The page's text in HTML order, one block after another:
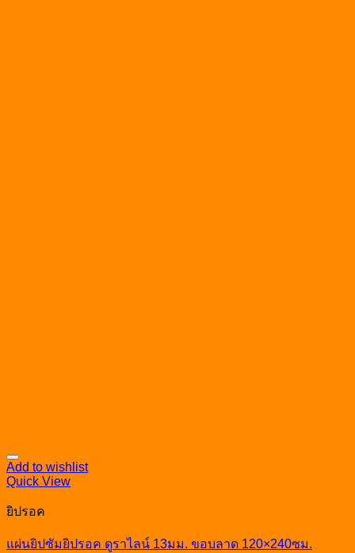
Add to wishlist
Quick View
ยิปรอค
แผ่นยิปซัมยิปรอค ดูราไลน์ 13มม. ขอบลาด 120×240ซม.